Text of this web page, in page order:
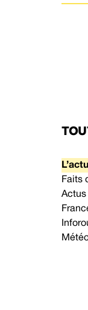
Faits
Actus